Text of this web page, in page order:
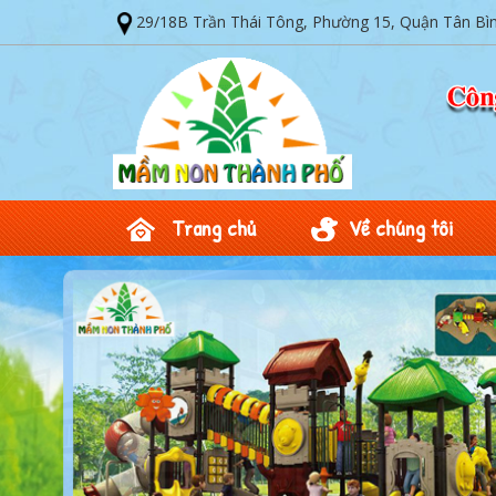
29/18B Trần Thái Tông, Phường 15, Quận Tân
Trang chủ Về chúng tôi